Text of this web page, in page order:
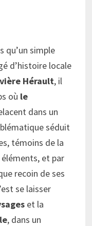
qu’un simple
d’histoire locale
Hérault, il
où le
dans un
séduit
témoins de la
et par
recoin de ses
se laisser
et la
, dans un